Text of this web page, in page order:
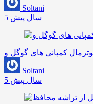
Soltani
5 سال پیش
Soltani
5 سال پیش